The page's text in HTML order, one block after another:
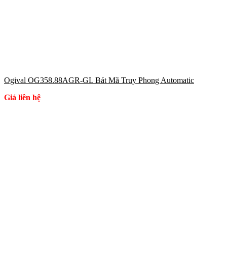
Ogival OG358.88AGR-GL Bát Mã Truy Phong Automatic
Giá liên hệ